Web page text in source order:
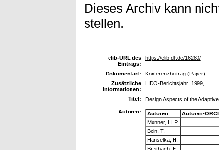
Dieses Archiv kann
stellen.
elib-URL des
Eintrags:
https://elib.dlr.de/16280/
Dokumentart:
Konferenzbeitrag (Paper)
Zusätzliche
Informationen:
LIDO-Berichtsjahr=1999,
Titel: Design Aspects of the
Autoren: Autoren
Autoren-
Monner, H. P.
Bein, T.
Hanselka, H.
Breitbach, E.